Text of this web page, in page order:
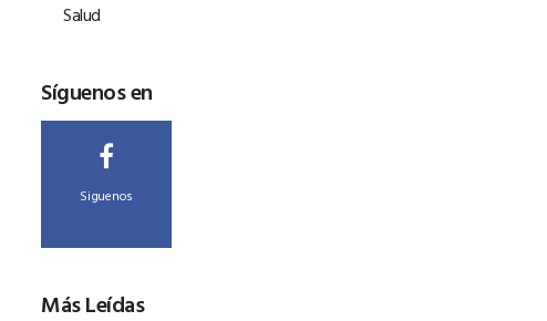
Salud
Síguenos en
Siguenos
Más Leídas